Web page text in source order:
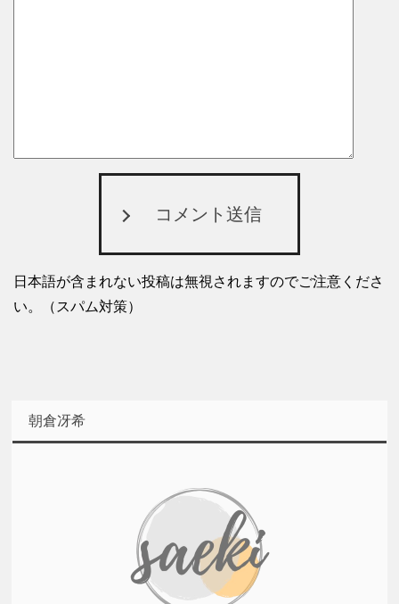
コメント送信
日本語が含まれない投稿は無視されますのでご注意くださ
い。（スパム対策）
朝倉冴希